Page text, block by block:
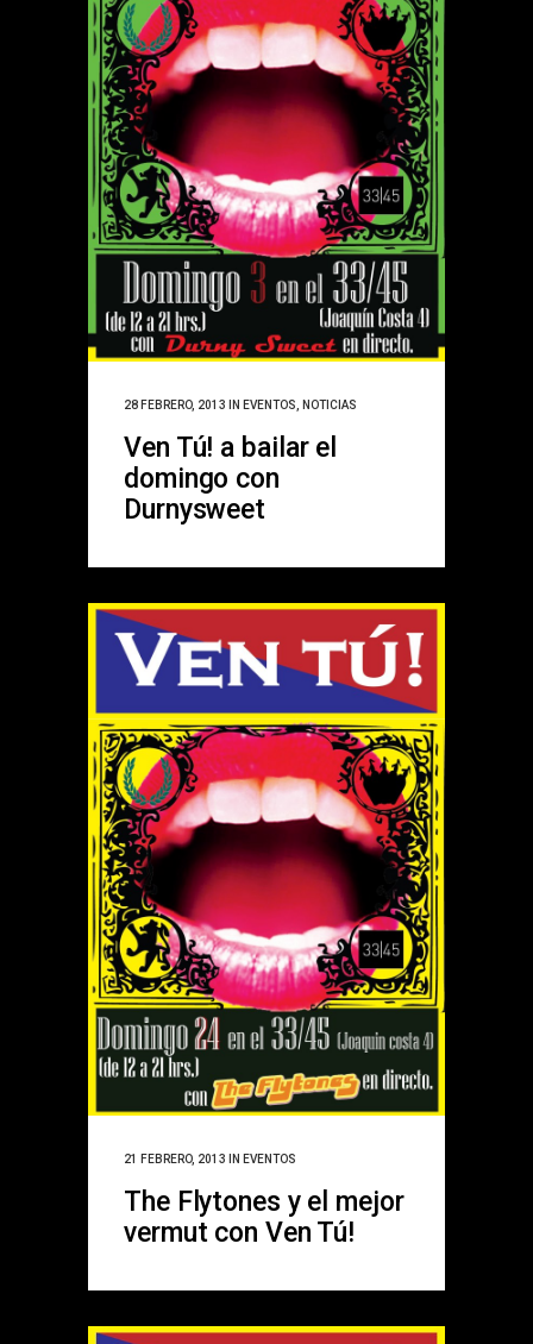
28 FEBRERO, 2013 IN EVENTOS NOTICIAS
Ven Tú! a bailar el
domingo con
Durnysweet
21 FEBRERO, 2013 IN EVENTOS
The Flytones y el mejor
vermut con Ven Tú!